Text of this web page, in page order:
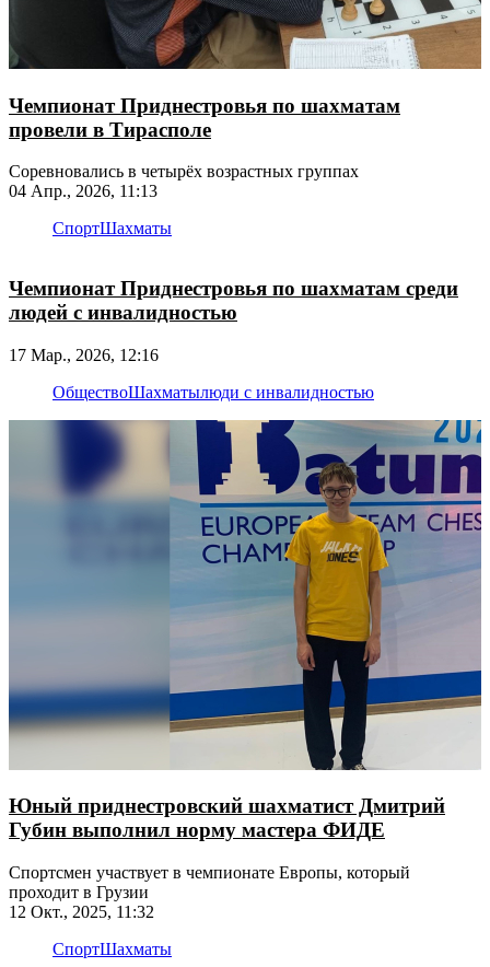
Чемпионат Приднестровья по шахматам
провели в Тирасполе
Соревновались в четырёх возрастных группах
04 Апр., 2026, 11:13
СпортШахматы
Чемпионат Приднестровья по шахматам среди
людей с инвалидностью
17 Мар., 2026, 12:16
ОбществоШахматылюди с инвалидностью
Юный приднестровский шахматист Дмитрий
Губин выполнил норму мастера ФИДЕ
​​​​​​​Спортсмен участвует в чемпионате Европы, который
проходит в Грузии
12 Окт., 2025, 11:32
СпортШахматы